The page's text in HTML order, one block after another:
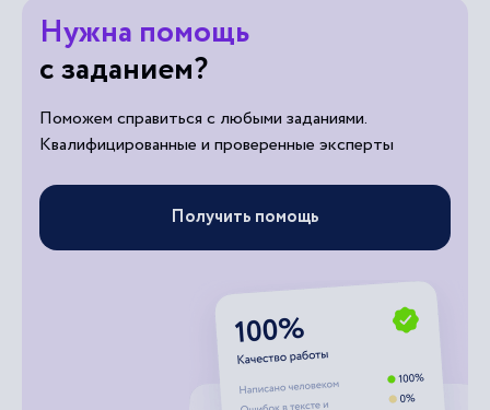
Нужна помощь
с заданием?
Поможем справиться с любыми заданиями.
Квалифицированные и проверенные эксперты
Получить помощь